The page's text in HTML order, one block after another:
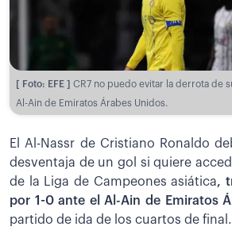
[ Foto: EFE ] CR7 no puedo evitar la derrota de
Al-Ain de Emiratos Árabes Unidos.
El Al-Nassr de Cristiano Ronaldo
desventaja de un gol si quiere
de la Liga de Campeones asiática,
por 1-0 ante el Al-Ain de Emiratos
partido de ida de los cuartos de final.